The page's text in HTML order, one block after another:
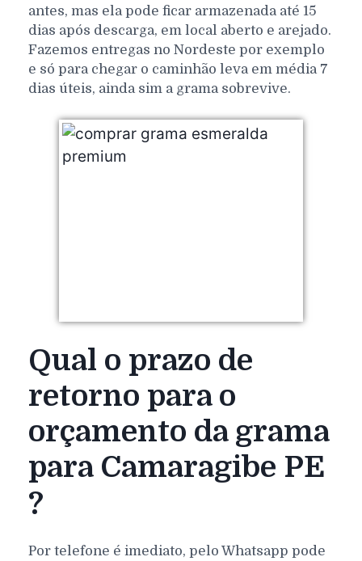
antes, mas ela pode ficar armazenada até 15
dias após descarga, em local aberto e arejado.
Fazemos entregas no Nordeste por exemplo
e só para chegar o caminhão leva em média 7
dias úteis, ainda sim a grama sobrevive.
Qual o prazo de
retorno para o
orçamento da grama
para Camaragibe PE
?
Por telefone é imediato, pelo Whatsapp pode